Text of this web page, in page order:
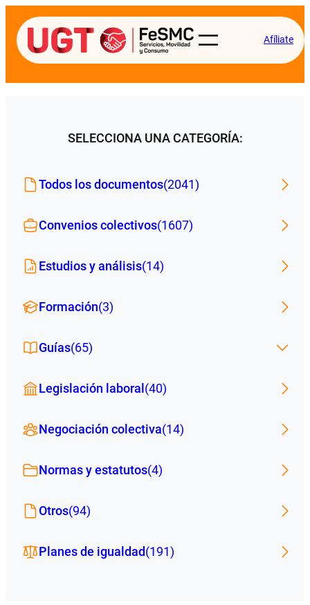
Afíliate
SELECCIONA UNA CATEGORÍA:
Todos los documentos(2041)
Convenios colectivos(1607)
Estudios y análisis(14)
Formación(3)
Guías(65)
Legislación laboral (40)
Negociación colectiva(14)
Normas y estatutos(4)
Otros(94)
Planes de igualdad(191)